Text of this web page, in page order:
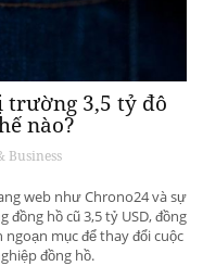
trường 3,5 tỷ đô
nào?
Business
web như Chrono24 và sự
hồ cũ 3,5 tỷ USD, đồng
mục để thay đổi cuộc
đồng hồ.